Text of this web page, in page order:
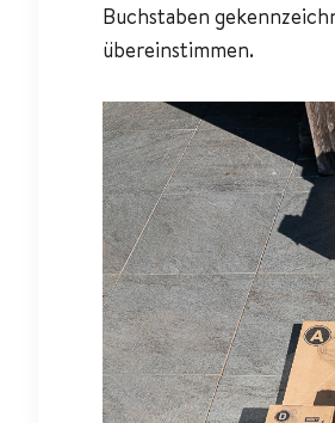
Buchstaben
übereinstimmen.